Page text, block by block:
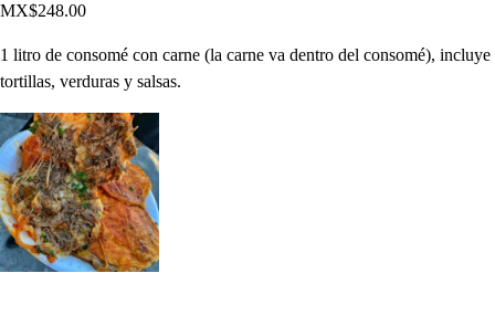
MX$248.00
1 litro de consomé con carne (la carne va dentro del consomé), incluye
tortillas, verduras y salsas.